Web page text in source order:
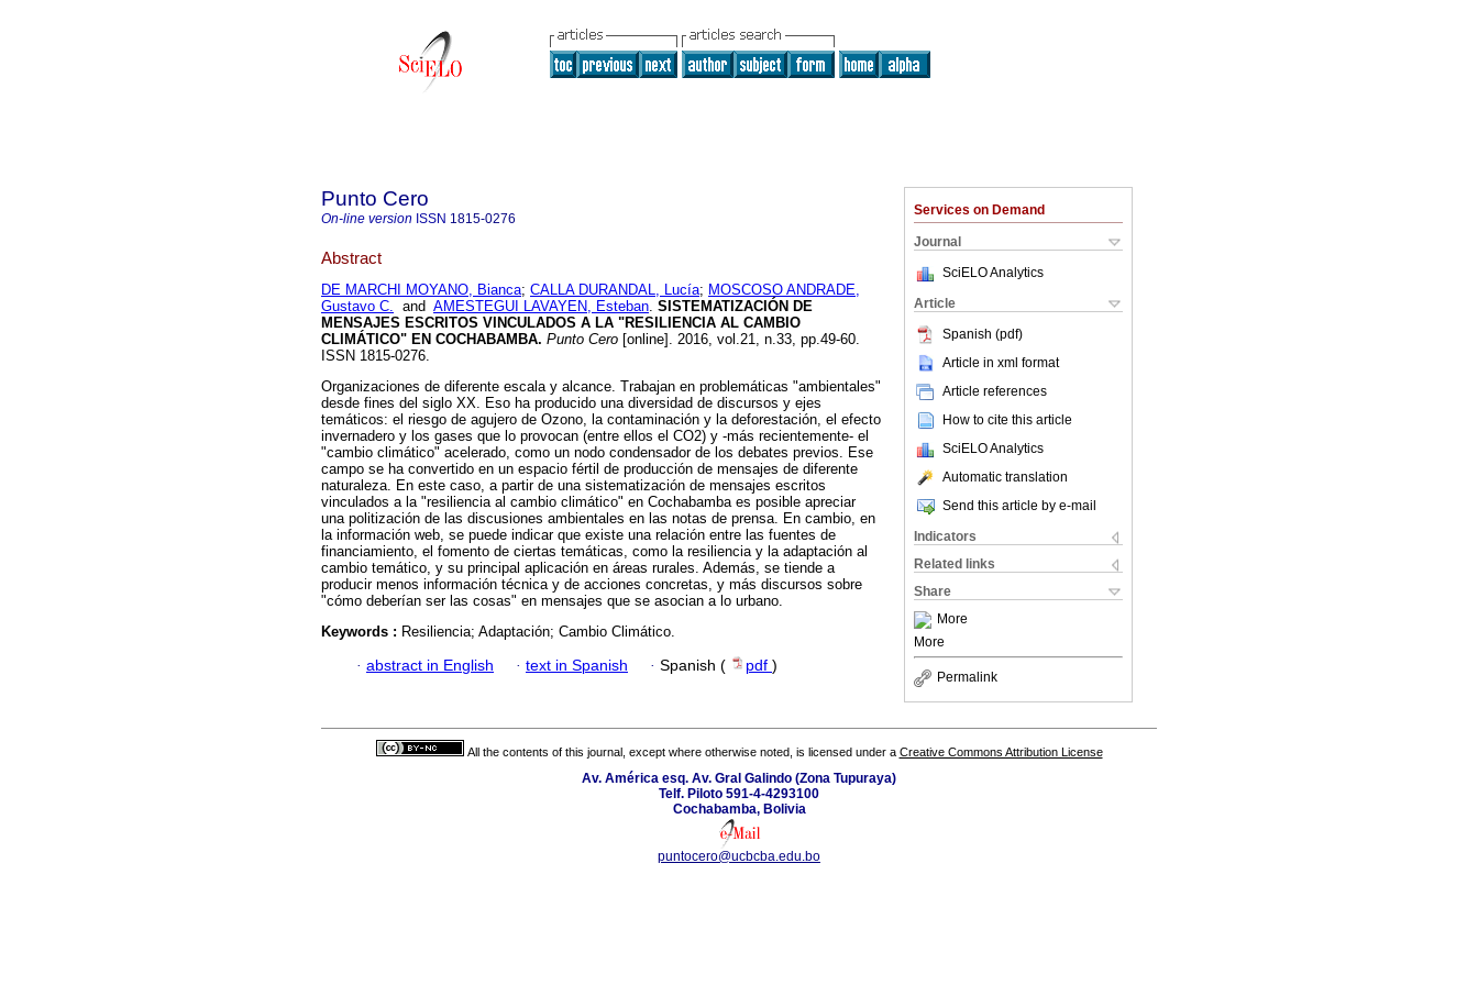
Services on Demand
Journal
SciELO Analytics
Article
Spanish (pdf)
Article in xml format
Article references
How to cite this article
SciELO Analytics
Automatic translation
Send this article by e-mail
Indicators
Related links
Share
More
More
Permalink
Punto Cero
On-line version ISSN 1815-0276
Abstract
DE MARCHI MOYANO, Bianca; CALLA DURANDAL, Lucía; MOSCOSO ANDRADE,
Gustavo C. and AMESTEGUI LAVAYEN, Esteban. SISTEMATIZACIÓN DE
MENSAJES ESCRITOS VINCULADOS A LA "RESILIENCIA AL CAMBIO
CLIMÁTICO" EN COCHABAMBA. Punto Cero [online]. 2016, vol.21, n.33, pp.49-60.
ISSN 1815-0276.
Organizaciones de diferente escala y alcance. Trabajan en problemáticas "ambientales"
desde fines del siglo XX. Eso ha producido una diversidad de discursos y ejes
temáticos: el riesgo de agujero de Ozono, la contaminación y la deforestación, el efecto
invernadero y los gases que lo provocan (entre ellos el CO2) y -más recientemente- el
"cambio climático" acelerado, como un nodo condensador de los debates previos. Ese
campo se ha convertido en un espacio fértil de producción de mensajes de diferente
naturaleza. En este caso, a partir de una sistematización de mensajes escritos
vinculados a la "resiliencia al cambio climático" en Cochabamba es posible apreciar
una politización de las discusiones ambientales en las notas de prensa. En cambio, en
la información web, se puede indicar que existe una relación entre las fuentes de
financiamiento, el fomento de ciertas temáticas, como la resiliencia y la adaptación al
cambio temático, y su principal aplicación en áreas rurales. Además, se tiende a
producir menos información técnica y de acciones concretas, y más discursos sobre
"cómo deberían ser las cosas" en mensajes que se asocian a lo urbano.
Keywords : Resiliencia; Adaptación; Cambio Climático.
· abstract in English · text in Spanish · Spanish ( pdf )
All the contents of this journal, except where otherwise noted, is licensed under a Creative Commons Attribution License
Av. América esq. Av. Gral Galindo (Zona Tupuraya)
Telf. Piloto 591-4-4293100
Cochabamba, Bolivia
puntocero@ucbcba.edu.bo